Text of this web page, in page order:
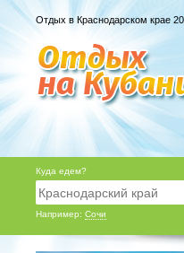
Отдых в Краснодарском крае
Куда едем?
Например: Сочи